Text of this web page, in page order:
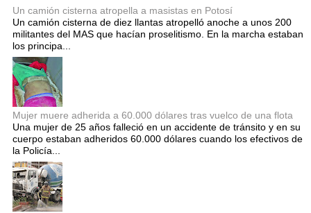
Un camión cisterna atropella a masistas en Potosí
Un camión cisterna de diez llantas atropelló anoche a unos 200
militantes del MAS que hacían proselitismo. En la marcha estaban
los principa...
Mujer muere adherida a 60.000 dólares tras vuelco de una flota
Una mujer de 25 años falleció en un accidente de tránsito y en su
cuerpo estaban adheridos 60.000 dólares cuando los efectivos de
la Policía...